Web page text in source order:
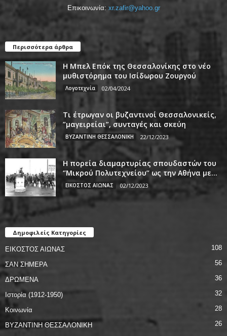
Επικοινωνία: xr.zafir@yahoo.gr
Περισσότερα άρθρα
Η Μπελ Επόκ της Θεσσαλονίκης στο νέο
μυθιστόρημα του Ισίδωρου Ζουργού
Λογοτεχνία 02/04/2024
Τι έτρωγαν οι βυζαντινοί Θεσσαλονικείς,
”μαγειρείαι”, συνταγές και σκεύη
ΒΥΖΑΝΤΙΝΗ ΘΕΣΣΑΛΟΝΙΚΗ 22/12/2023
Η πορεία διαμαρτυρίας σπουδαστών του
‘’Μικρού Πολυτεχνείου’’ ως την Αθήνα με...
ΕΙΚΟΣΤΟΣ ΑΙΩΝΑΣ 02/12/2023
Δημοφιλείς Κατηγορίες
ΕΙΚΟΣΤΟΣ ΑΙΩΝΑΣ 108
ΣΑΝ ΣΗΜΕΡΑ 56
ΔΡΩΜΕΝΑ 36
Ιστορία (1912-1950) 32
Κοινωνία 28
ΒΥΖΑΝΤΙΝΗ ΘΕΣΣΑΛΟΝΙΚΗ
26